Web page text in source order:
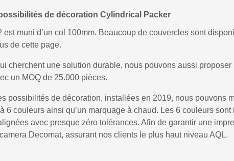
de décoration Cylindrical Packer
est muni d’un col 100mm. Beaucoup de couvercles sont
de cette page.
cherchent une solution durable, nous pouvons aussi
un MOQ de 25.000 pièces.
possibilités de décoration, installées en 2019, nous pouvons
6 couleurs ainsi qu’un marquage à chaud. Les 6 couleurs
avec presque zéro tolérances. Afin de garantir une
Decomat, assurant nos clients le plus haut niveau AQL.